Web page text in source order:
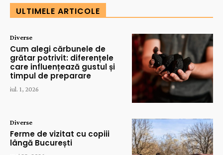
ULTIMELE ARTICOLE
Diverse
Cum alegi cărbunele de
grătar potrivit: diferențele
care influențează gustul și
timpul de preparare
iul. 1, 2026
Diverse
Ferme de vizitat cu copiii
lângă București